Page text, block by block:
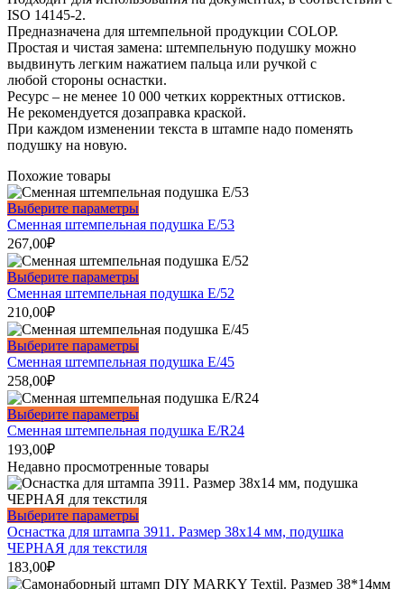
ISO 14145-2.
Предназначена для штемпельной продукции COLOP.
Простая и чистая замена: штемпельную подушку можно
выдвинуть легким нажатием пальца или ручкой с
любой стороны оснастки.
Ресурс – не менее 10 000 четких корректных оттисков.
Не рекомендуется дозаправка краской.
При каждом изменении текста в штампе надо поменять
подушку на новую.
Похожие товары
Выберите параметрыЭтот
товар
несколько
вариаций.
Опции
можно
на
странице
товара.
Сменная штемпельная подушка E/53
267,00₽
Выберите параметрыЭтот
товар
несколько
вариаций.
Опции
можно
на
странице
товара.
Сменная штемпельная подушка Е/52
210,00₽
Выберите параметрыЭтот
товар
несколько
вариаций.
Опции
можно
на
странице
товара.
Сменная штемпельная подушка E/45
258,00₽
Выберите параметрыЭтот
товар
несколько
вариаций.
Опции
можно
выбрать
на
странице
товара.
Сменная штемпельная подушка E/R24
193,00₽
Недавно просмотренные товары
Выберите параметрыЭтот
товар
имеет
вариаций.
Оснастка для штампа 3911. Размер 38х14 мм, подушка
ЧЕРНАЯ для текстиля
183,00₽